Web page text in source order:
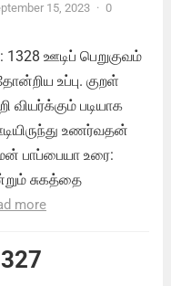
15, 2023 · 0
ஊடிப் பெறுகுவம்
உப்பு. குறள்
வியர்க்கும் படியாக
உணர்வதன்
பாப்பையா உரை:
சுகத்தை
more